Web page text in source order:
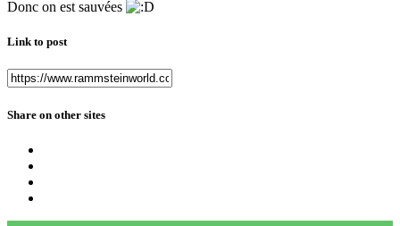
Donc on est sauvées
Link to post
Share on other sites